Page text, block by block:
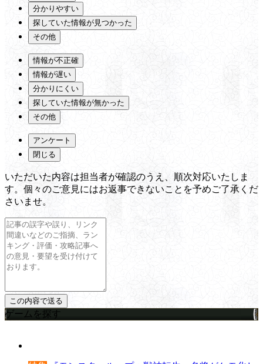
分かりやすい
探していた情報が見つかった
その他
情報が不正確
情報が遅い
分かりにくい
探していた情報が無かった
その他
アンケート
閉じる
いただいた内容は担当者が確認のうえ、順次対応いたしま
す。個々のご意見にはお返事できないことを予めご了承くだ
さいませ。
ゲームを探す